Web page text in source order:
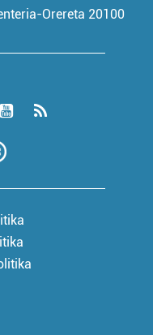
Orereta 20100